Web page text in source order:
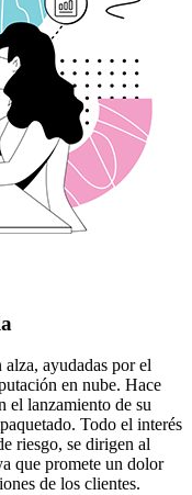
alza, ayudadas por el
en nube. Hace
el lanzamiento de su
Todo el interés
riesgo, se dirigen al
que promete un dolor
de los clientes.